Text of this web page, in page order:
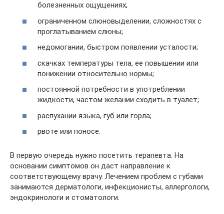
болезненных ощущениях;
ограниченном слюновыделении, сложностях с
проглатыванием слюны;
недомогании, быстром появлении усталости;
скачках температуры тела, ее повышении или
понижении относительно нормы;
постоянной потребности в употреблении
жидкости, частом желании сходить в туалет;
распухании языка, губ или горла;
рвоте или поносе.
В первую очередь нужно посетить терапевта. На
основании симптомов он даст направление к
соответствующему врачу. Лечением проблем с губами
занимаются дерматологи, инфекционисты, аллергологи,
эндокринологи и стоматологи.